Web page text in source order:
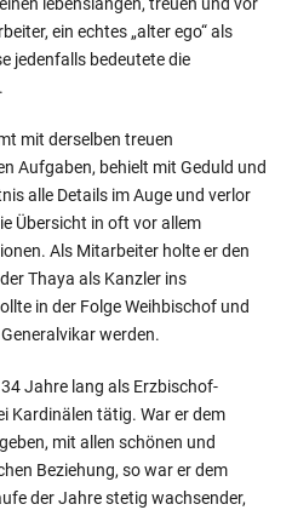
ein echtes „alter ego“ als
jedenfalls bedeutete die
mit derselben treuen
Aufgaben, behielt mit Geduld und
alle Details im Auge und verlor
Übersicht in oft vor allem
Als Mitarbei­ter holte er den
Thaya als Kanzler ins
in der Folge Weihbischof und
werden.
Jahre lang als Erzbischof-
Kardinälen tätig. War er dem
mit allen schönen und
Beziehung, so war er dem
der Jahre stetig wachsender,